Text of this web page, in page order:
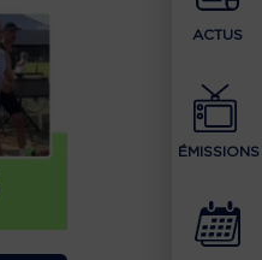
ACTUS
ÉMISSIONS